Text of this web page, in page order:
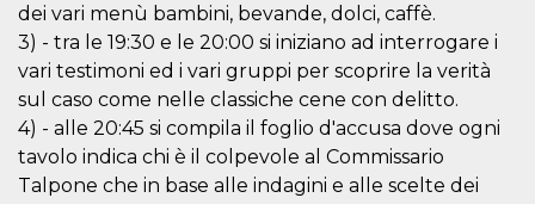
dei vari menù bambini, bevande, dolci, caffè.
3) - tra le 19:30 e le 20:00 si iniziano ad interrogare i
vari testimoni ed i vari gruppi per scoprire la verità
sul caso come nelle classiche cene con delitto.
4) - alle 20:45 si compila il foglio d'accusa dove ogni
tavolo indica chi è il colpevole al Commissario
Talpone che in base alle indagini e alle scelte dei
PHPSESSID
PHP.net
oooh.events
Session
Cookie
by
applications
based on
the PHP
language.
This is a
general
purpose
identifier
used to